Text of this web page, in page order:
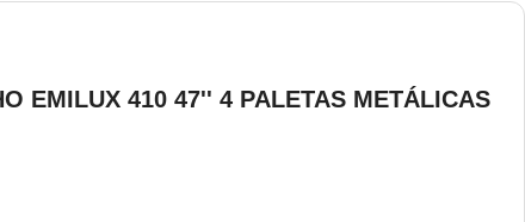
EMILUX 410 47'' 4 PALETAS METÁLICAS